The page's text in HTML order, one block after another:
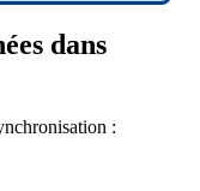
ées dans
: